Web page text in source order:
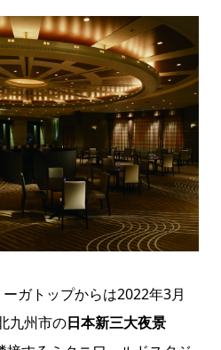
ガトップからは2022年3月
九州市の日本新三大夜景